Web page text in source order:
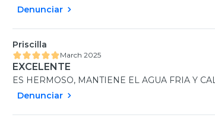
Denunciar
Priscilla
March 2025
EXCELENTE
ES HERMOSO, MANTIENE EL AGUA FRIA Y
Denunciar